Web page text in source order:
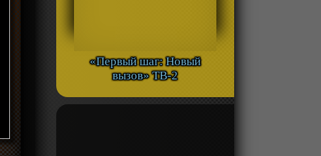
«Первый шаг: Новый
вызов» ТВ-2